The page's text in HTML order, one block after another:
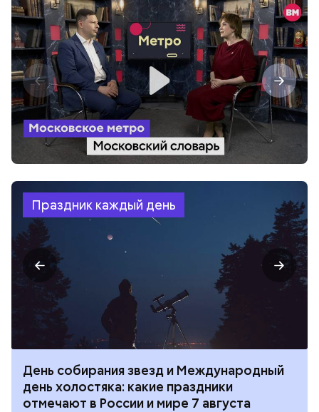
Праздник каждый день
День собирания звезд и Международный
день холостяка: какие праздники
отмечают в России и мире 7 августа